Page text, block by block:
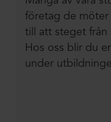
företag de möter
till att steget från
Hos oss blir du
under